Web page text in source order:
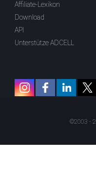
Affiliate-Lexikon
Download
API
Unterstütze ADCELL
©2003 -